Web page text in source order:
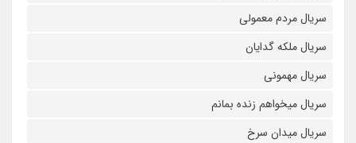
سریال مردم معمولی
سریال ملکه گدایان
سریال مهمونی
سریال میخواهم زنده بمانم
سریال میدان سرخ